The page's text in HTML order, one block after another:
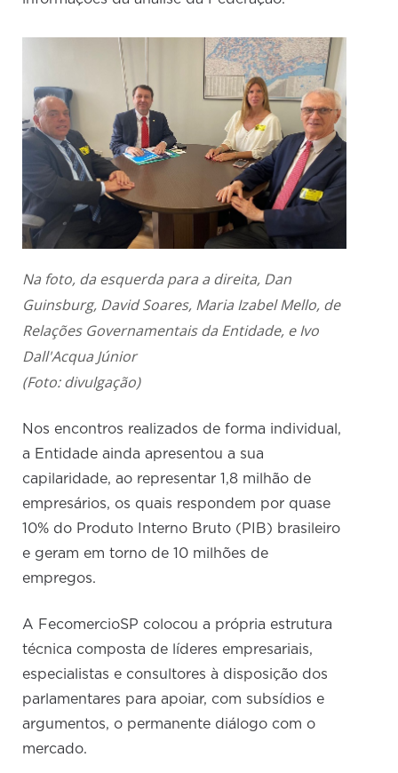
Na foto, da esquerda para a direita, Dan
Guinsburg, David Soares, Maria Izabel Mello, de
Relações Governamentais da Entidade, eIvo
Dall'Acqua Júnior
(Foto: divulgação)
Nos encontros realizados de forma individual,
a Entidade ainda apresentou a sua
capilaridade, ao representar 1,8 milhão de
empresários, os quais respondem por quase
10% do Produto Interno Bruto (PIB) brasileiro
e geram em torno de 10 milhões de
empregos.
A FecomercioSP colocou a própria estrutura
técnica composta de líderes empresariais,
especialistas e consultores à disposição dos
parlamentares para apoiar, com subsídios e
argumentos, o permanente diálogo com o
mercado.